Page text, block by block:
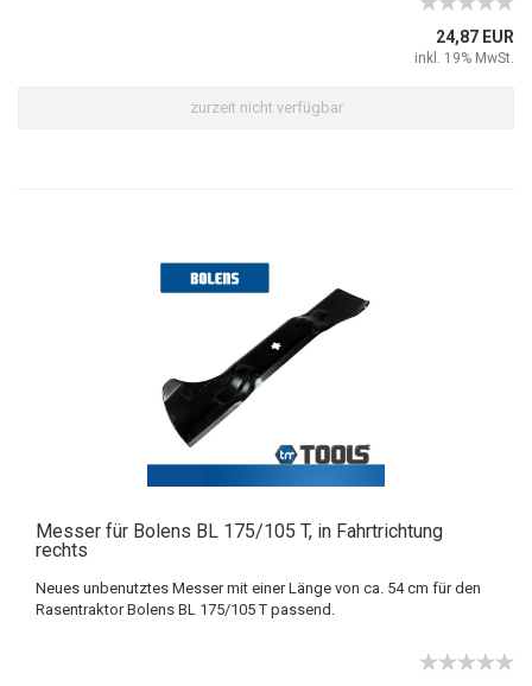
24,87 EUR
inkl. 19% MwSt.
zurzeit nicht verfügbar
Messer für Bolens BL 175/105 T, in Fahrtrichtung
rechts
Neues unbenutztes Messer mit einer Länge von ca. 54 cm für den
Rasentraktor Bolens BL 175/105 T passend.